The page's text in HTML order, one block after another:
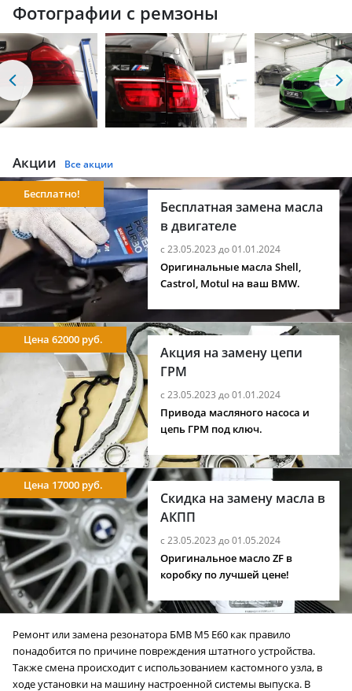
Фотографии с ремзоны
Акции Все акции
Бесплатная замена масла
в двигателе
с 23.05.2023 до 01.01.2024
Бесплатно!
Оригинальные масла Shell,
Castrol, Motul на ваш BMW.
Акция на замену цепи
ГРМ
с 23.05.2023 до 01.01.2024
Цена 62000 руб.
Привода масляного насоса и
цепь ГРМ под ключ.
Скидка на замену масла в
АКПП
с 23.05.2023 до 01.05.2024
Цена 17000 руб.
Оригинальное масло ZF в
коробку по лучшей цене!
Ремонт или замена резонатора БМВ M5 E60 как правило
понадобится по причине повреждения штатного устройства.
Также смена происходит с использованием кастомного узла, в
ходе установки на машину настроенной системы выпуска. В